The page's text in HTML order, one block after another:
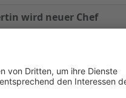
wird neuer Chef
den Wunsch von
im Vorstand der
Vorstandsvertrags von